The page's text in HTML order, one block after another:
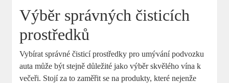
Výběr správných čisticích
prostředků
Vybírat správné čisticí prostředky pro umývání podvozku
auta může být stejně důležité jako výběr skvělého vína k
večeři. Stojí za to zaměřit se na produkty, které nejenže